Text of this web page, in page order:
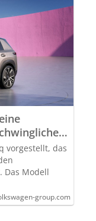
vorgestellt, das
Das Modell
group.com